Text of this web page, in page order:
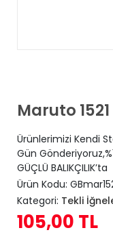
Maruto
Ürünlerimizi Kendi
Gün
GÜÇLÜ BALIKÇILIK’ta
Ürün Kodu:
Kategori: Tekli
105,00 TL